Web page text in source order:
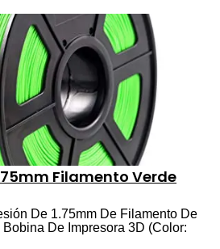
Filamento Verde
De 1.75mm De Filamento De
Bobina De Impresora 3D (Color: